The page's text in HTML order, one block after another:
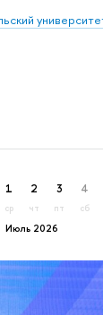
Июль 2026
1
ср
2
чт
3
пт
4
сб